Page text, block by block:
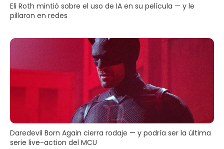
Eli Roth mintió sobre el uso de IA en su película — y le
pillaron en redes
Daredevil Born Again cierra rodaje — y podría ser la última
serie live-action del MCU